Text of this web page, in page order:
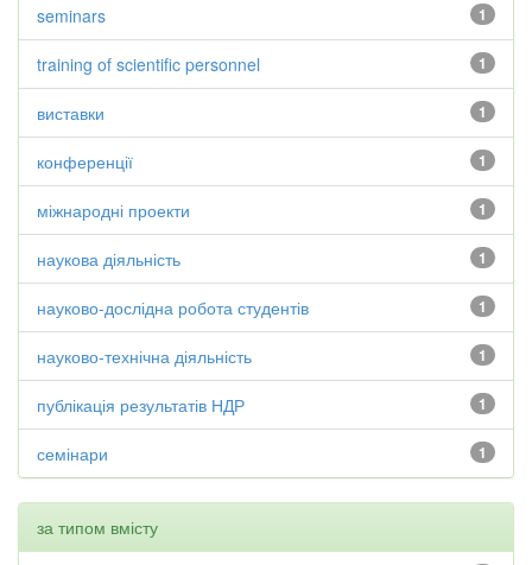
1
seminars
1
training of scientific personnel
1
виставки
1
конференції
1
міжнародні проекти
1
наукова діяльність
1
науково-дослідна робота студентів
1
науково-технічна діяльність
1
публікація результатів НДР
1
семінари
за типом вмісту